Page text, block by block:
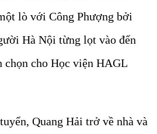
lò với Công Phượng bởi
Hà Nội từng lọt vào đến
chọn cho Học viện HAGL
Quang Hải trở về nhà và